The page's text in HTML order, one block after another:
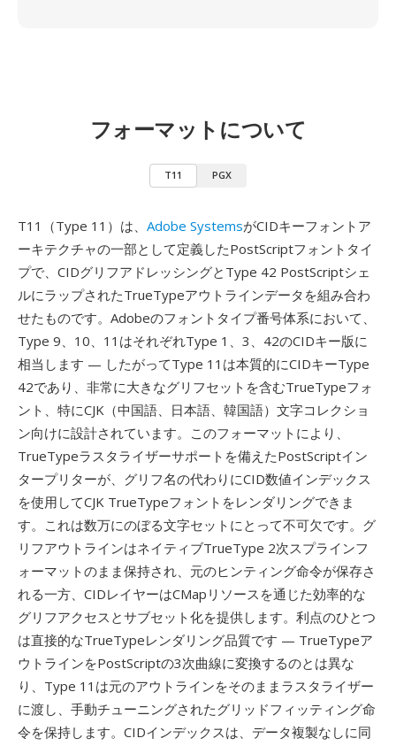
フォーマットについて
T11 PGX
T11（Type 11）は、 Adobe SystemsがCIDキーフォントア
ーキテクチャの一部として定義したPostScriptフォントタイ
プで、CIDグリフアドレッシングとType 42 PostScriptシェ
ルにラップされたTrueTypeアウトラインデータを組み合わ
せたものです。Adobeのフォントタイプ番号体系において、
Type 9、10、11はそれぞれType 1、3、42のCIDキー版に
相当します — したがってType 11は本質的にCIDキーType
42であり、非常に大きなグリフセットを含むTrueTypeフォ
ント、特にCJK（中国語、日本語、韓国語）文字コレクショ
ン向けに設計されています。このフォーマットにより、
TrueTypeラスタライザーサポートを備えたPostScriptイン
タープリターが、グリフ名の代わりにCID数値インデックス
を使用してCJK TrueTypeフォントをレンダリングできま
す。これは数万にのぼる文字セットにとって不可欠です。グ
リフアウトラインはネイティブTrueType 2次スプラインフ
ォーマットのまま保持され、元のヒンティング命令が保存さ
れる一方、CIDレイヤーはCMapリソースを通じた効率的な
グリフアクセスとサブセット化を提供します。利点のひとつ
は直接的なTrueTypeレンダリング品質です — TrueTypeア
ウトラインをPostScriptの3次曲線に変換するのとは異な
り、Type 11は元のアウトラインをそのままラスタライザー
に渡し、手動チューニングされたグリッドフィッティング命
令を保持します。CIDインデックスは、データ複製なしに同